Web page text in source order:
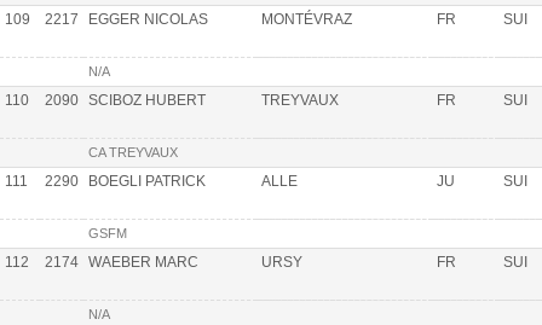
109 2217 EGGER NICOLAS MONTÉVRAZ FR SUI
N/A
110 2090 SCIBOZ HUBERT TREYVAUX FR SUI
CA TREYVAUX
111 2290 BOEGLI PATRICK ALLE JU SUI
GSFM
112 2174 WAEBER MARC URSY FR SUI
N/A